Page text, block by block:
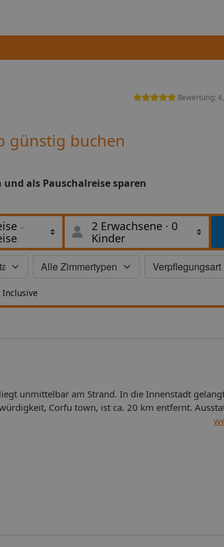
Bewertung:
günstig buchen
als Pauschalreise sparen
2 Erwachsene · 0
Kinder
Inclusive
unmittelbar am Strand. In die Innenstadt
Corfu town, ist ca. 20 km entfernt.
auf ein Haupthaus sowie ein Nebengebäude mit
Snackbar zubereitet, während eine Bar zum
eingerichteten Zimmer verfügen über ein
WC, Föhn, Telefon, Mietsafe, Kühlschrank, Sat-
oder Balkon. Die Klimaanlage ist individuell